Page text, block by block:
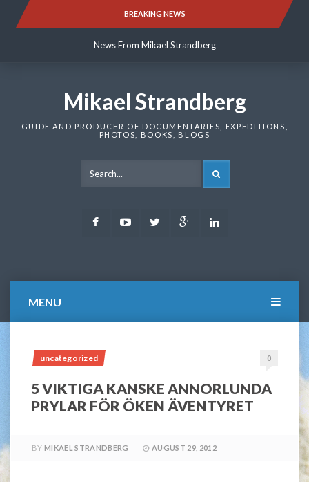
BREAKING NEWS
News From Mikael Strandberg
News From Mikael Strandberg
Mikael Strandberg
GUIDE AND PRODUCER OF DOCUMENTARIES, EXPEDITIONS,
PHOTOS, BOOKS, BLOGS
FacebookYoutubeTwitter Google
MENU
uncategorized 0
5 VIKTIGA KANSKE ANNORLUNDA
PRYLAR FÖR ÖKEN ÄVENTYRET
BY MIKAEL STRANDBERG AUGUST 29, 2012